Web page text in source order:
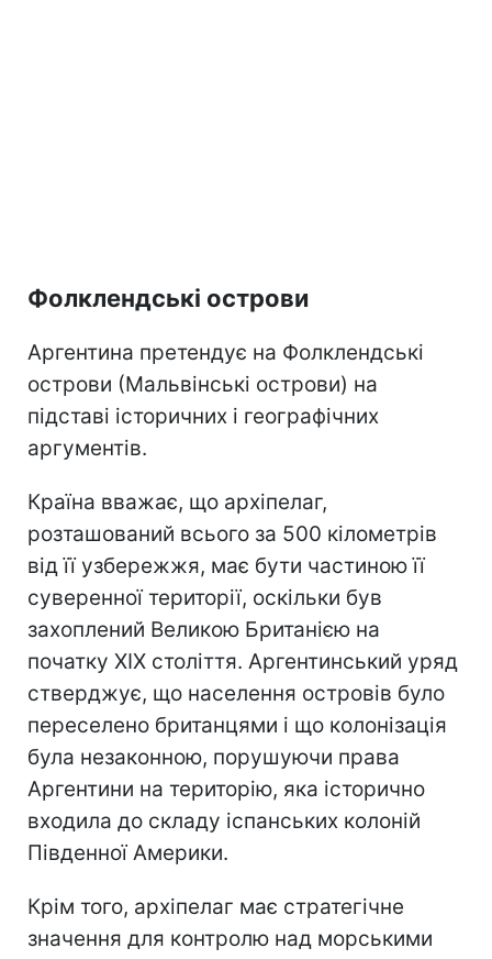
Фолклендські острови
Аргентина претендує на Фолклендські
острови (Мальвінські острови) на
підставі історичних і географічних
аргументів.
Країна вважає, що архіпелаг,
розташований всього за 500 кілометрів
від її узбережжя, має бути частиною її
суверенної території, оскільки був
захоплений Великою Британією на
початку XIX століття. Аргентинський уряд
стверджує, що населення островів було
переселено британцями і що колонізація
була незаконною, порушуючи права
Аргентини на територію, яка історично
входила до складу іспанських колоній
Південної Америки.
Крім того, архіпелаг має стратегічне
значення для контролю над морськими